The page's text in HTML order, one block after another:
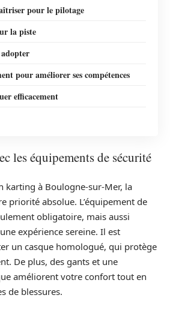
pour le pilotage
la piste
pour améliorer ses compétences
efficacement
les équipements de sécurité
karting à Boulogne-sur-Mer, la
priorité absolue. L’équipement de
obligatoire, mais aussi
expérience sereine. Il est
un casque homologué, qui protège
De plus, des gants et une
améliorent votre confort tout en
de blessures.